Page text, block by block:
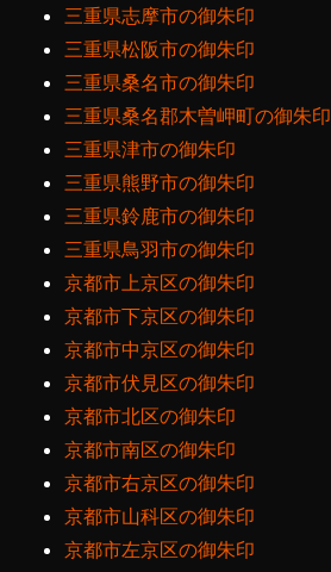
三重県志摩市の御朱印
三重県松阪市の御朱印
三重県桑名市の御朱印
三重県桑名郡木曽岬町の御朱印
三重県津市の御朱印
三重県熊野市の御朱印
三重県鈴鹿市の御朱印
三重県鳥羽市の御朱印
京都市上京区の御朱印
京都市下京区の御朱印
京都市中京区の御朱印
京都市伏見区の御朱印
京都市北区の御朱印
京都市南区の御朱印
京都市右京区の御朱印
京都市山科区の御朱印
京都市左京区の御朱印